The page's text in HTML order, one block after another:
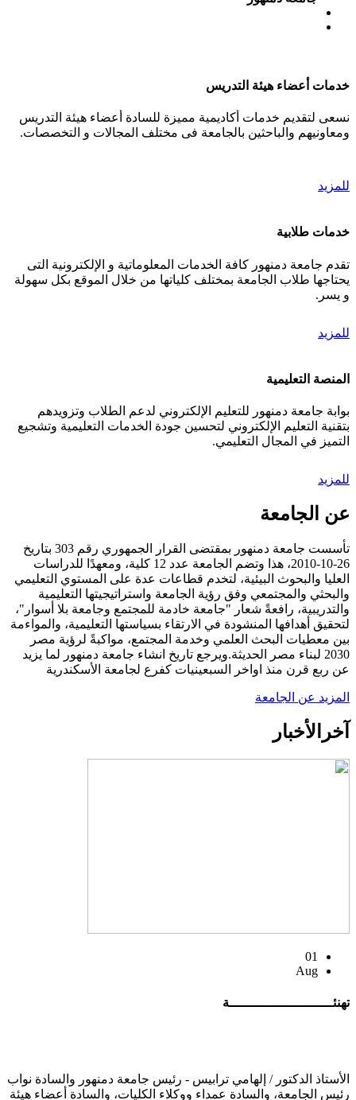
خدمات أعضاء هيئة التدريس
نسعى لتقديم خدمات أكاديمية مميزة للسادة أعضاء هيئة التدريس
ومعاونيهم والباحثين بالجامعة فى مختلف المجالات و التخصصات.
للمزيد
خدمات طلابية
تقدم جامعة دمنهور كافة الخدمات المعلوماتية و الإلكترونية التى
يحتاجها طلاب الجامعة بمختلف كلياتها من خلال الموقع بكل سهولة
و يسر.
للمزيد
المنصة التعليمية
بوابة جامعة دمنهور للتعليم الإلكتروني لدعم الطلاب وتزويدهم
بتقنية التعليم الإلكتروني لتحسين جودة الخدمات التعليمية وتشجيع
التميز في المجال التعليمي.
للمزيد
عن الجامعة
تأسست جامعة دمنهور بمقتضى القرار الجمهوري رقم 303 بتاريخ
26-10-2010، هذا وتضم الجامعة عدد 12 كلية، ومعهدًا للدراسات
العليا والبحوث البيئية، لتخدم قطاعات عدة على المستوي التعليمي
والبحثي والمجتمعي وفق رؤية الجامعة واستراتيجيتها التعليمية
والتدريبية، رافعةً شعار "جامعة خادمة للمجتمع وجامعة بلا أسوار"،
لتحقيق أهدافها المنشودة في الارتقاء بسياستها التعليمية، والمواءمة
بين معطيات البحث العلمي وخدمة المجتمع، مواكبةً لرؤية مصر
2030 لبناء مصر الحديثة.ويرجع تاريخ انشاء جامعة دمنهور لما يزيد
عن ربع قرن منذ اواخر السبعينيات كفرع لجامعة الأسكندرية
المزيد عن الجامعة
آخر الأخبار
01
Aug
تهنئــــــــــــــــــــــــــة
الأستاذ الدكتور / إلهامي ترابيس - رئيس جامعة دمنهور والسادة نواب
رئيس الجامعة، والسادة عمداء ووكلاء الكليات، والسادة أعضاء هيئة